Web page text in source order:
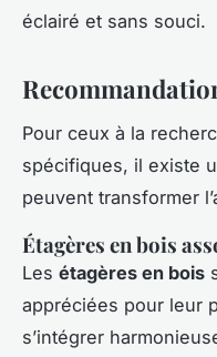
éclairé et sans souci.
Pour ceux à la
spécifiques, il existe
peuvent transformer
Étagères en bois
Les étagères en bois
appréciées pour leur
s’intégrer